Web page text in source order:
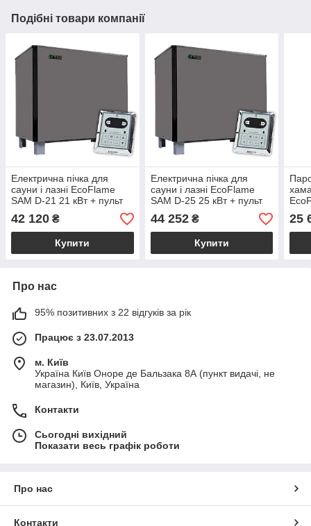
Подібні товари компанії
Електрична пічка для
сауни і лазні EcoFlame
SAM D-21 21 кВт + пульт
CON6
42 120 ₴
Купити
Електрична пічка для
сауни і лазні EcoFlame
SAM D-25 25 кВт + пульт
CON6
44 252₴
Купити
25
Про нас
95% позитивних з 22 відгуків за рік
Працює з 23.07.2013
м. Київ
Україна Київ Оноре де Бальзака 8А (пункт видачі, не
магазин), Київ, Україна
Контакти
Сьогодні вихідний
Показати весь графік роботи
Про нас
Контакти